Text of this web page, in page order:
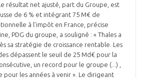
DE NOS ADHÉRENTS
GIFAS
résultat net ajusté, part du Groupe, est
de 6 % et intégrant 75 M€ de
à l’impôt en France, précise
PDG du groupe, a souligné : « Thales a
sa stratégie de croissance rentable. Les
dépassent le seuil de 25 Md€ pour la
un record pour le groupe (...) ,
pour les années à venir ». Le dirigeant
avantages d'adhérer au GIFAS.